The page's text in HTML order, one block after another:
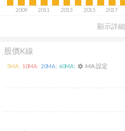
顯示詳細
2009 2011 2013 2015 2017
股價K線
5MA: 10MA: 20MA: 60MA: settings MA 設定